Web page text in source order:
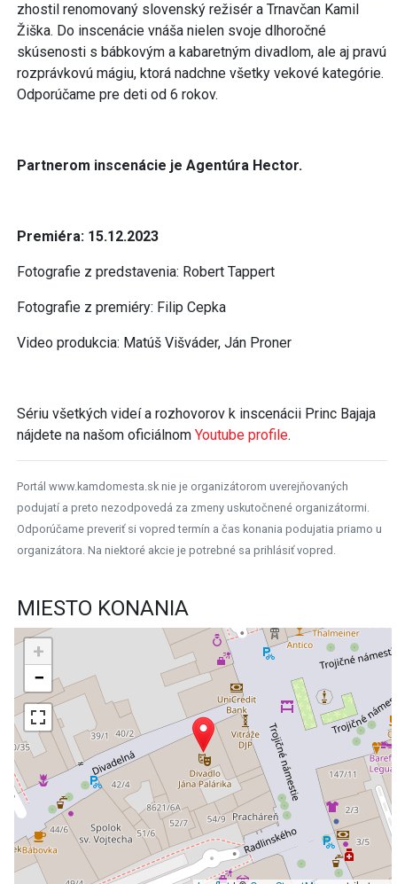
zhostil renomovaný slovenský režisér a Trnavčan Kamil
Žiška. Do inscenácie vnáša nielen svoje dlhoročné
skúsenosti s bábkovým a kabaretným divadlom, ale aj pravú
rozprávkovú mágiu, ktorá nadchne všetky vekové kategórie.
Odporúčame pre deti od 6 rokov.
Partnerom inscenácie je Agentúra Hector.
Premiéra: 15.12.2023
Fotografie z predstavenia: Robert Tappert
Fotografie z premiéry: Filip Cepka
Video produkcia: Matúš Višváder, Ján Proner
Sériu všetkých videí a rozhovorov k inscenácii Princ Bajaja
nájdete na našom oficiálnom Youtube profile.
Portál www.kamdomesta.sk nie je organizátorom uverejňovaných
podujatí a preto nezodpovedá za zmeny uskutočnené organizátormi.
Odporúčame preveriť si vopred termín a čas konania podujatia priamo u
organizátora. Na niektoré akcie je potrebné sa prihlásiť vopred.
MIESTO KONANIA
+
−